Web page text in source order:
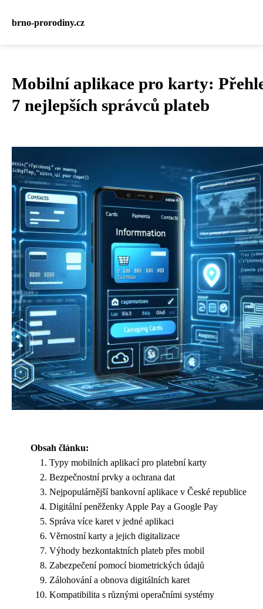
brno-prorodiny.cz
Mobilní aplikace pro karty:
7 nejlepších správců plateb
Obsah článku:
Typy mobilních aplikací pro platební karty
Bezpečnostní prvky a ochrana dat
Nejpopulárnější bankovní aplikace v České republice
Digitální peněženky Apple Pay a Google Pay
Správa více karet v jedné aplikaci
Věrnostní karty a jejich digitalizace
Výhody bezkontaktních plateb přes mobil
Zabezpečení pomocí biometrických údajů
Zálohování a obnova digitálních karet
Kompatibilita s různými operačními systémy